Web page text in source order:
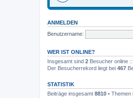
ANMELDEN
Benutzername:
WER IST ONLINE?
Insgesamt sind 2 Besucher online
Der Besucherrekord liegt bei 467
STATISTIK
Beiträge insgesamt 8810 • Themen